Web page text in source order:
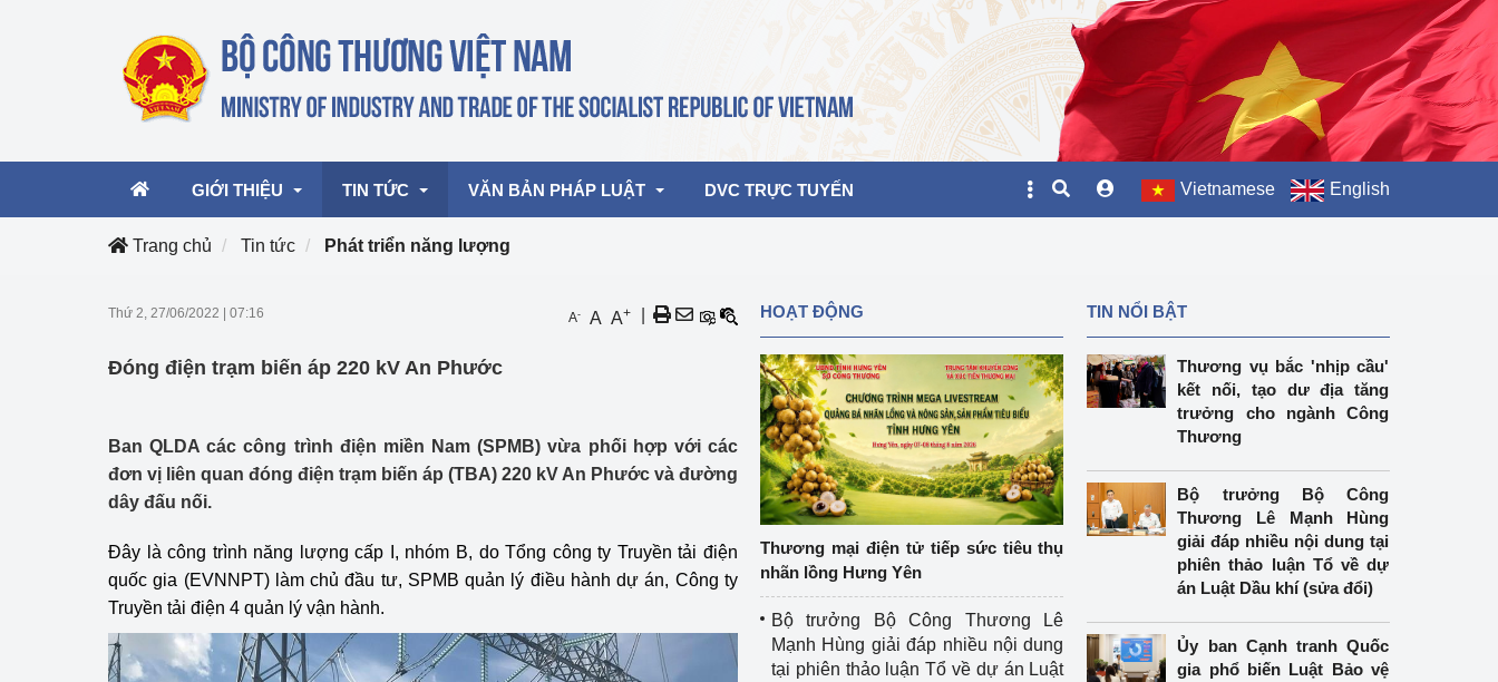
GIỚI THIỆU TIN TỨC
Hoạt động của Lãnh đạo Bộ
mại, Dịch vụ Việt Nam 2026
Hoạt động của Bộ trưởng
Thông cáo báo chí
Chuyển đổi số
Lịch sử phát triển
Bản tin Thị trường Nông Lâm Thủy sản
VĂN BẢN PHÁP LUẬT DVC TRỰC TUYẾN Vietnamese English
Trang chủ Tin tức Phát triển năng lượng
Thứ 2, 27/06/2022 07:16 A- A A+
Đóng điện trạm biến áp 220 kV An Phước
Ban QLDA các công trình điện miền Nam (SPMB) vừa phối hợp với các
đơn vị liên quan đóng điện trạm biến áp (TBA) 220 kV An Phước và đường
dây đấu nối.
Đây là công trình năng lượng cấp I, nhóm B, do Tổng công ty Truyền tải điện
quốc gia (EVNNPT) làm chủ đầu tư, SPMB quản lý điều hành dự án, Công ty
Truyền tải điện 4 quản lý vận hành.
HOẠT ĐỘNG
Thương mại điện tử tiếp sức tiêu thụ
nhãn lồng Hưng Yên
Bộ trưởng Bộ Công Thương Lê
Mạnh Hùng giải đáp nhiều nội dung
tại phiên thảo luận Tổ về dự án Luật
TIN NỔI BẬT
Thương vụ bắc 'nhịp cầu'
kết nối, tạo dư địa tăng
trưởng cho ngành Công
Thương
Bộ trưởng Bộ Công
Thương Lê Mạnh Hùng
giải đáp nhiều nội dung tại
phiên thảo luận Tổ về dự
án Luật Dầu khí (sửa đổi)
Ủy ban Cạnh tranh Quốc
gia phổ biến Luật Bảo vệ